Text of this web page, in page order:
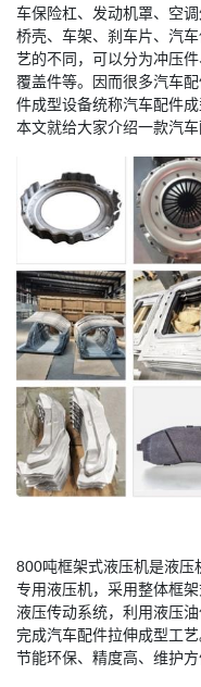
车保险杠、发动机罩、空
桥壳、车架、刹车片、汽
艺的不同，可以分为冲压
覆盖件等。因而很多汽车
件成型设备统称汽车配件
本文就给大家介绍一款汽车
800吨框架式液压机是液压
专用液压机， 采用整体框
液压传动系统，利用液压
完成汽车配件拉伸成型工
节能环保、精度高、维护方